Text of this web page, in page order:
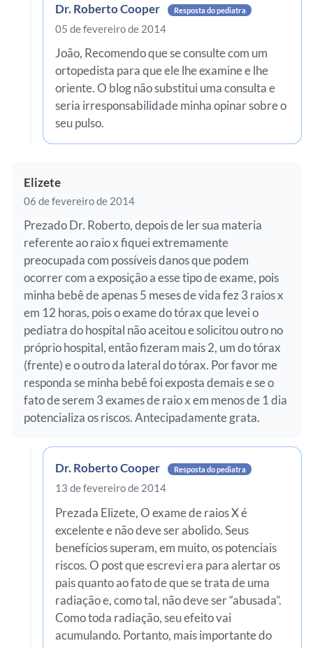
Dr. Roberto Cooper Resposta do pediatra
05 de fevereiro de 2014
João, Recomendo que se consulte com um
ortopedista para que ele lhe examine e lhe
oriente. O blog não substitui uma consulta e
seria irresponsabilidade minha opinar sobre o
seu pulso.
Elizete
06 de fevereiro de 2014
Prezado Dr. Roberto, depois de ler sua materia
referente ao raio x fiquei extremamente
preocupada com possíveis danos que podem
ocorrer com a exposição a esse tipo de exame, pois
minha bebê de apenas 5 meses de vida fez 3 raios x
em 12 horas, pois o exame do tórax que levei o
pediatra do hospital não aceitou e solicitou outro no
próprio hospital, então fizeram mais 2, um do tórax
(frente) e o outro da lateral do tórax. Por favor me
responda se minha bebê foi exposta demais e se o
fato de serem 3 exames de raio x em menos de 1 dia
potencializa os riscos. Antecipadamente grata.
Dr. Roberto Cooper Resposta do pediatra
13 de fevereiro de 2014
Prezada Elizete, O exame de raios X é
excelente e não deve ser abolido. Seus
benefícios superam, em muito, os potenciais
riscos. O post que escrevi era para alertar os
pais quanto ao fato de que se trata de uma
radiação e, como tal, não deve ser “abusada”.
Como toda radiação, seu efeito vai
acumulando. Portanto, mais importante do